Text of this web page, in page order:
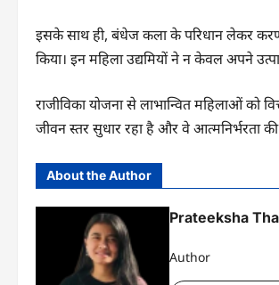
इसके साथ ही, बंधेज कला के परिधान लेकर
किया। इन महिला उद्यमियों ने न केवल अपने
राजीविका योजना से लाभान्वित महिलाओं को
जीवन स्तर सुधार रहा है और वे आत्मनिर्भरता
About the Author
Prateeksha
Author